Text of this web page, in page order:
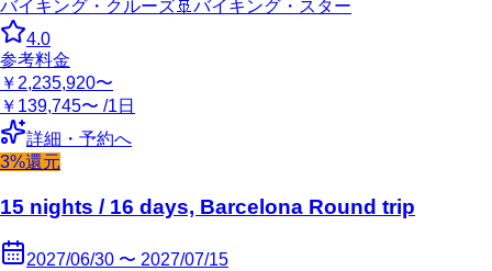
バイキング・クルーズ🚢 バイキング・スター
4.0
参考料金
￥2,235,920〜
￥139,745〜 /1日
詳細・予約へ
3%還元
15 nights / 16 days, Barcelona Round trip
2027/06/30 〜 2027/07/15